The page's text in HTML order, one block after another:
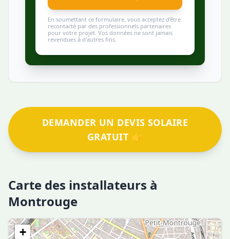
En soumettant ce formulaire, vous acceptez d'être
recontacté par des professionnels partenaires
pour votre projet. Vos données ne sont jamais
revendues à d'autres fins.
DEMANDER UN DEVIS SOLAIRE
GRATUIT 👉
Carte des installateurs à
Montrouge
+